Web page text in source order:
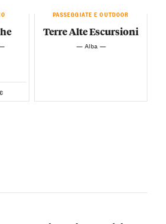
PASSEGGIATE E OUTDOOR
Terre Alte Escursioni
— Alba —